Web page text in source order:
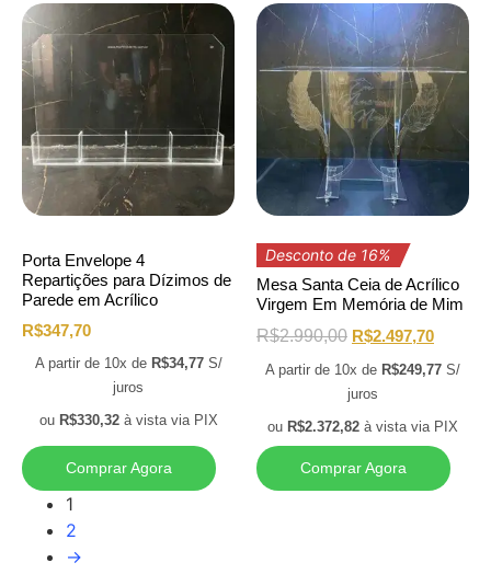
Porta Envelope 4
Repartições para Dízimos de
Parede em Acrílico
R$347,70
A partir de 10x de R$34,77 S/
juros
ou R$330,32 à vista via PIX
Comprar Agora
Desconto de 16%
Mesa Santa Ceia de Acrílico
Virgem Em Memória de Mim
R$2.990,00 R$2.497,70
A partir de 10x de R$249,77 S/
juros
ou R$2.372,82 à vista via PIX
Comprar Agora
1
2
→